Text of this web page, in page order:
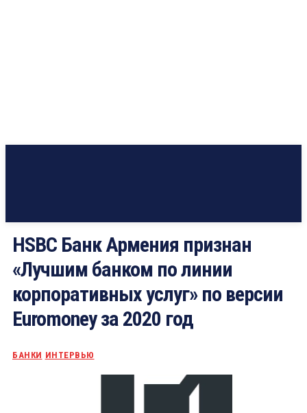
HSBC Банк Армения признан
«Лучшим банком по линии
корпоративных услуг» по версии
Euromoney за 2020 год
БАНКИ ИНТЕРВЬЮ